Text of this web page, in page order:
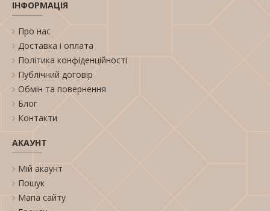
ІНФОРМАЦІЯ
Про нас
Доставка і оплата
Політика конфіденційності
Публічний договір
Обмін та повернення
Блог
Контакти
АКАУНТ
Мій акаунт
Пошук
Мапа сайту